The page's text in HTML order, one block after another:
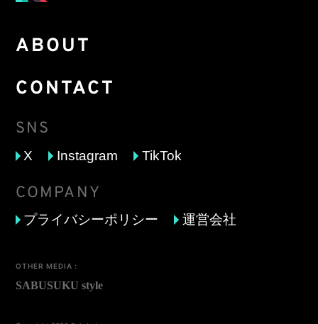
ABOUT
CONTACT
SNS
X Instagram TikTok
COMPANY
プライバシーポリシー 運営会社
OTHER MEDIA :